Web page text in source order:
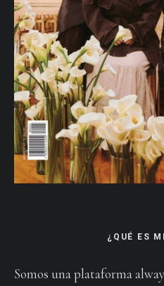
¿QUÉ ES
Somos una plataforma